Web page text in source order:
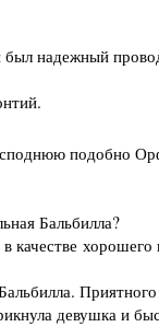
надежный
подобно
Бальбилла?
девушка и